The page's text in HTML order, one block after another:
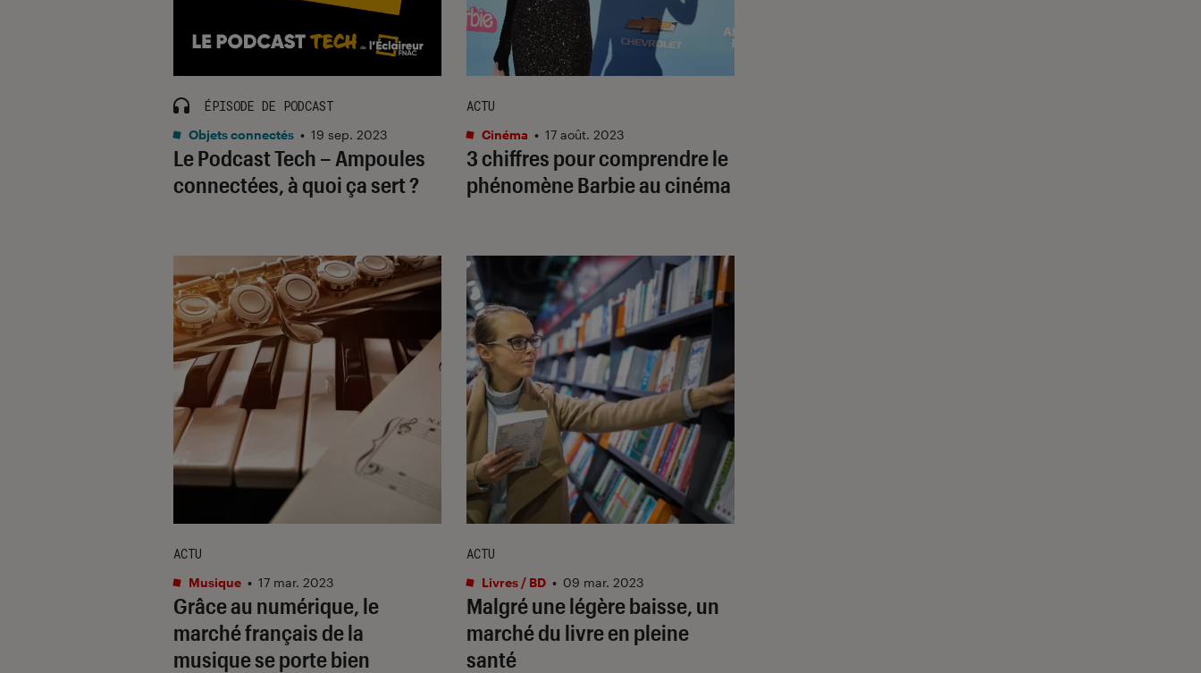
Le Podcast Tech – Ampoules
connectées, à quoi ça sert ?
ÉPISODE DE PODCAST
Objets connectés • 19 sep. 2023
3 chiffres pour comprendre le
phénomèneBarbieau cinéma
ACTU
Cinéma • 17 août. 2023
Grâce au numérique, le
marché français de la
musique se porte bien
ACTU
Musique • 17 mar. 2023
Malgré une légère baisse, un
marché du livre en pleine
santé
ACTU
Livres / BD • 09 mar. 2023